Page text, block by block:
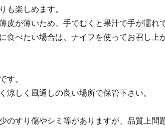
も楽しめます。
皮が薄いため、手でむくと果汁で手が濡れ
食べたい場合は、ナイフを使ってお召し上
す。
涼しく風通しの良い場所で保管下さい。
のすり傷やシミ等がありますが、品質上問